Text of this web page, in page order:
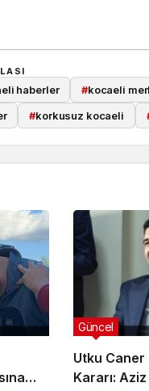
haberler #kocaeli
#korkusuz kocaeli
Utku
Kararı:
Güncel